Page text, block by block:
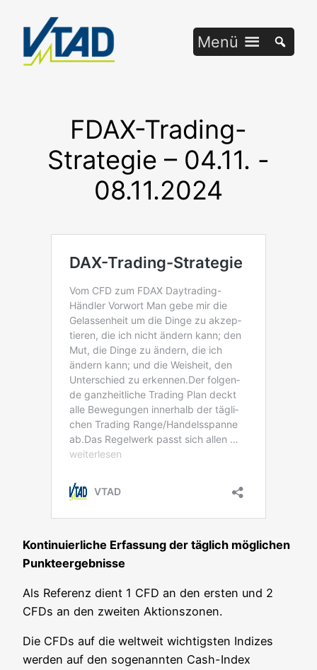
springen
Menü
FDAX-Trading-
Strategie – 04.11. -
08.11.2024
Kon­ti­nu­ier­li­che Erfas­sung der täg­lich mög­li­chen
Punkteergebnisse
Als Refe­renz dient 1 CFD an den ers­ten und 2
CFDs an den zwei­ten Aktionszonen.
Die CFDs auf die welt­weit wich­tigs­ten Indi­zes
wer­den auf den soge­nann­ten Cash-Index